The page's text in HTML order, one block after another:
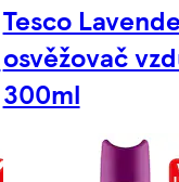
Tesco
osvěžovač
300ml